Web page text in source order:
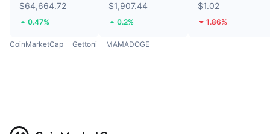
$64,664.72
0.47%
$1,907.44
0.2%
$1.02
1.86%
CoinMarketCap Gettoni MAMADOGE